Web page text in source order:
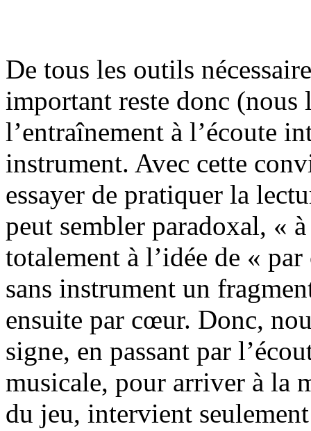
De tous les outils
important reste donc (nous
l’entraînement à l’écoute
instrument. Avec cette
essayer de pratiquer la
peut sembler paradoxal, «
totalement à l’idée de «
sans instrument un
ensuite par cœur. Donc,
signe, en passant par
musicale, pour arriver à la
du jeu, intervient